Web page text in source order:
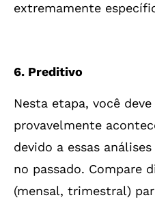
extremamente
6. Preditivo
Nesta etapa, você
provavelmente
devido a essas
no passado. Compare
(mensal, trimestral)